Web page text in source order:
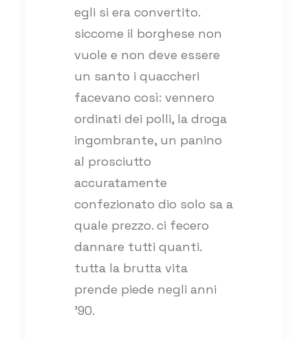
egli si era convertito.
siccome il borghese non
vuole e non deve essere
un santo i quaccheri
facevano così: vennero
ordinati dei polli, la droga
ingombrante, un panino
al prosciutto
accuratamente
confezionato dio solo sa a
quale prezzo. ci fecero
dannare tutti quanti.
tutta la brutta vita
prende piede negli anni
’90.